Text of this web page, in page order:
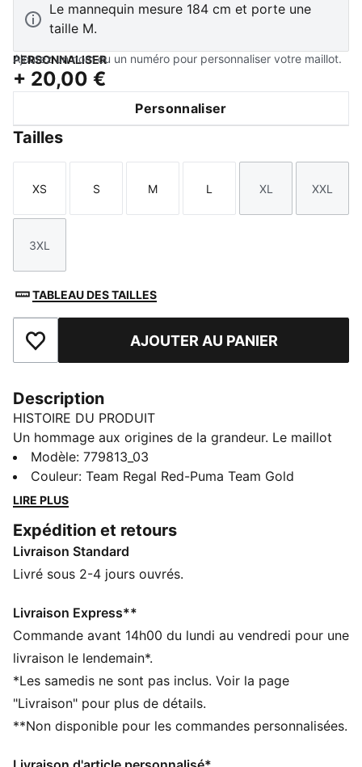
Le mannequin mesure 184 cm et porte une
taille M.
PERSONNALISER
Ajoutez un nom ou un numéro pour personnaliser votre maillot.
+ 20,00 €
Personnaliser
Tailles
Taille
XS
Taille
S
Taille
M
Taille
L
Taille
XL
Taille
XXL
Taille
3XL
TABLEAU DES TAILLES
Ajouter aux favorisAJOUTER AU PANIER
Description
HISTOIRE DU PRODUIT
Un hommage aux origines de la grandeur. Le maillot
Third 25/26 Galatasaray SK s'inspire des portes
historiques du lycée Beyoğlu, où l’histoire du club a
commencé. Mêlant héritage et innovation, cette tenue
lycée de Galatasaray et le légendaire club de football.
CARACTÉRISTIQUES + AVANTAGES
dryCELL : technologie ultra-technique qui évacue
et à l’aise durant l’exercice
Dans le cadre du programme RE:FIBRE, ce produit est
composé d’au moins 95 % de matériaux recyclés à
DÉTAILS
Coupe : Régulière
Matériau principal : Jacquard double face
Modèle: 779813_03
Couleur: Team Regal Red-Puma Team Gold
LIRE PLUS
Expédition et retours
Livraison Standard
Livré sous 2-4 jours ouvrés.
Livraison Express**
Commande avant 14h00 du lundi au vendredi pour une
livraison le lendemain*.
*Les samedis ne sont pas inclus. Voir la page
"Livraison" pour plus de détails.
**Non disponible pour les commandes personnalisées.